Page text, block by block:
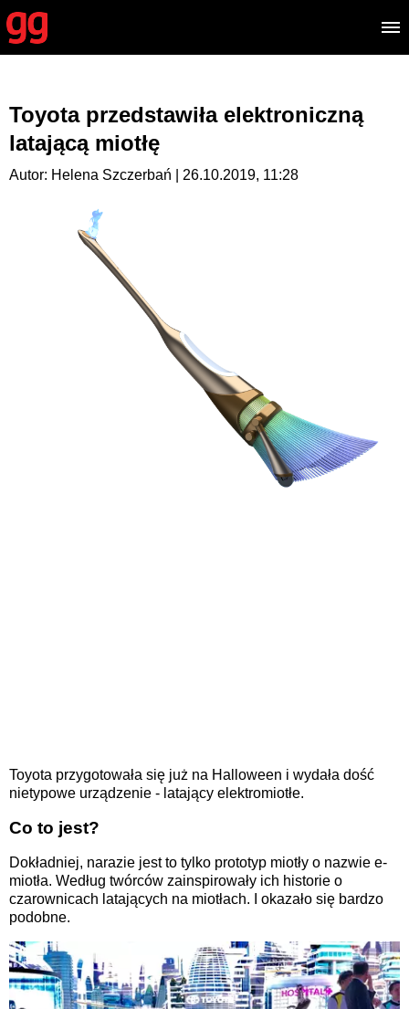
Toyota przedstawiła elektroniczną
latającą miotłę
Autor: Helena Szczerbań | 26.10.2019, 11:28
Toyota przygotowała się już na Halloween i wydała dość
nietypowe urządzenie - latający elektromiotłe.
Co to jest?
Dokładniej, narazie jest to tylko prototyp miotły o nazwie e-
miotła. Według twórców zainspirowały ich historie o
czarownicach latających na miotłach. I okazało się bardzo
podobne.